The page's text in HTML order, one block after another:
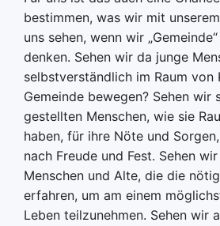
bestimmen, was wir mit
uns sehen, wenn wir
denken. Sehen wir da junge
selbstverständlich im Raum von
Gemeinde bewegen? Sehen wir
gestellten Menschen, wie sie
haben, für ihre Nöte und
nach Freude und Fest. Sehen
Menschen und Alte, die die
erfahren, um am einem
Leben teilzunehmen. Sehen wir